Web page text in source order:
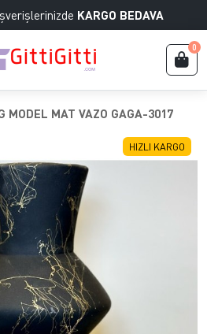
KARGO BEDAVA
0
MODEL MAT VAZO GAGA-3017
HIZLI KARGO